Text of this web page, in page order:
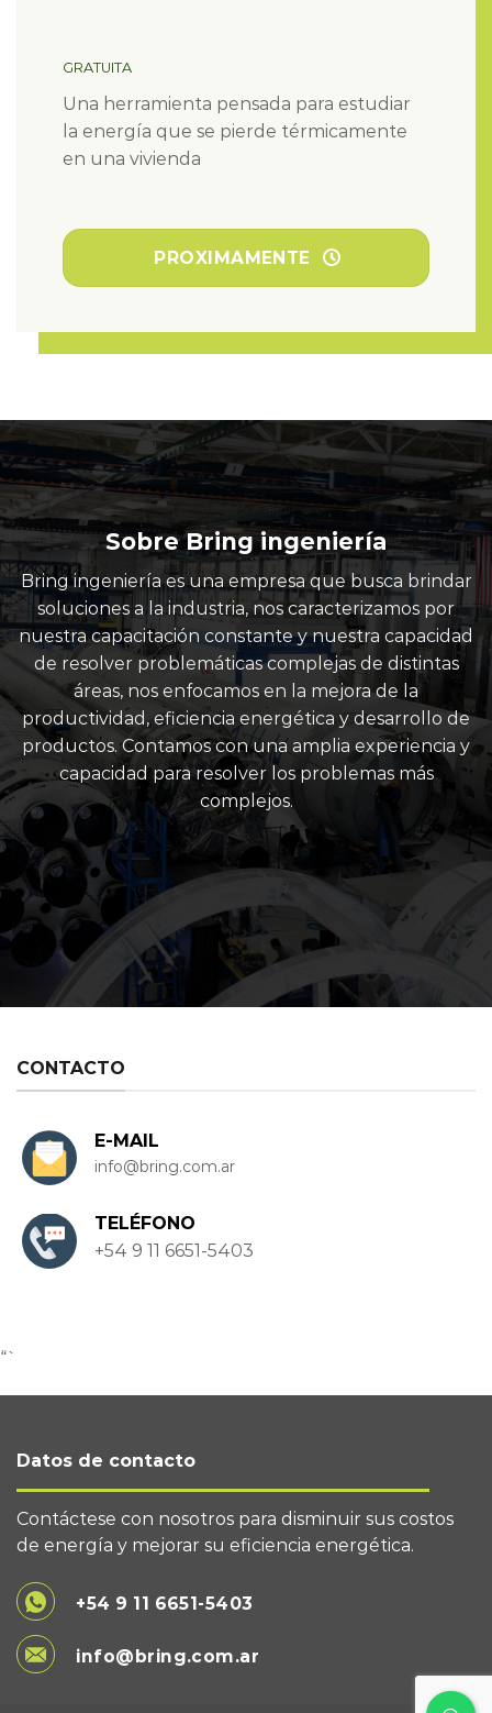
GRATUITA
Una herramienta pensada para estudiar
la energía que se pierde térmicamente
en una vivienda
PROXIMAMENTE
Sobre Bring ingeniería
Bring ingeniería es una empresa que busca brindar
soluciones a la industria, nos caracterizamos por
nuestra capacitación constante y nuestra capacidad
de resolver problemáticas complejas de distintas
áreas, nos enfocamos en la mejora de la
productividad, eficiencia energética y desarrollo de
productos. Contamos con una amplia experiencia y
capacidad para resolver los problemas más
complejos.
CONTACTO
E-MAIL
info@bring.com.ar
TELÉFONO
+54 9 11 6651-5403
“`
Datos de contacto
Contáctese con nosotros para disminuir sus costos
de energía y mejorar su eficiencia energética.
+54 9 11 6651-5403
info@bring.com.ar